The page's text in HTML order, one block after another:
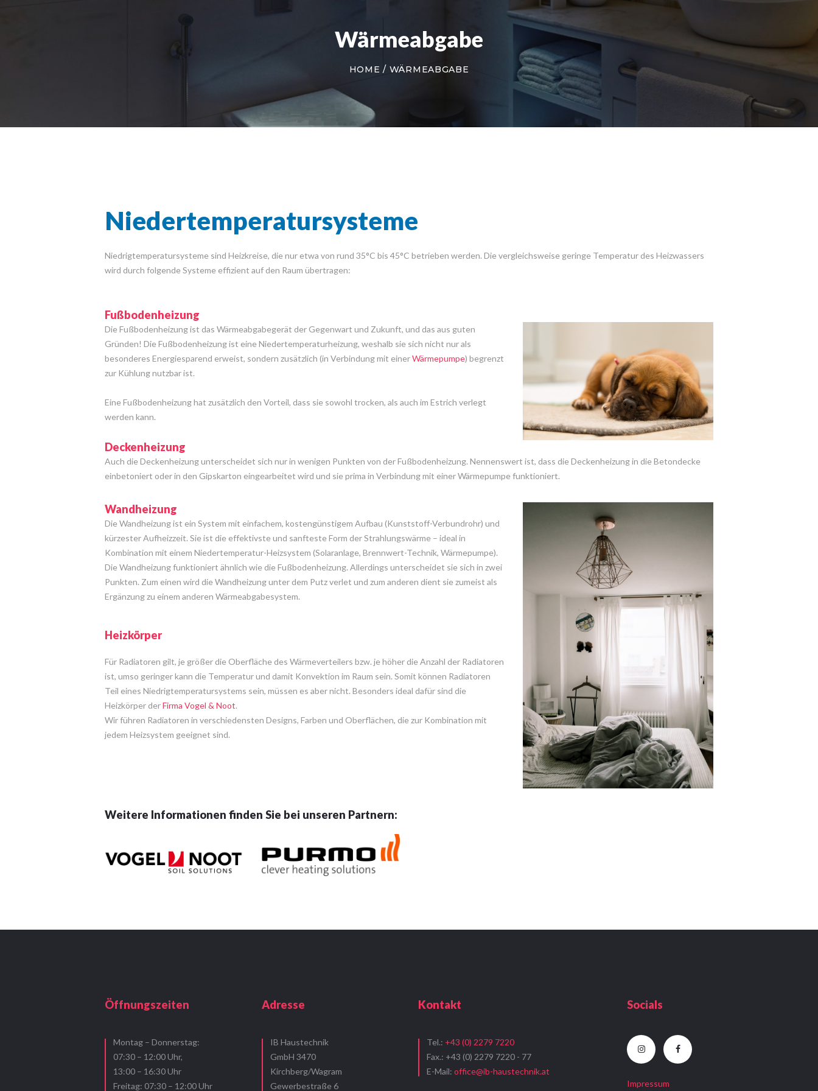
Wärmeabgabe
HOME WÄRMEABGABE
Niedertemperatursysteme
Niedrigtemperatursysteme sind Heizkreise, die nur etwa von rund 35°C bis 45°C betrieben werden. Die vergleichsweise geringe Temperatur des Heizwassers
wird durch folgende Systeme effizient auf den Raum übertragen:
Fußbodenheizung
Die Fußbodenheizung ist das Wärmeabgabegerät der Gegenwart und Zukunft, und das aus guten
Gründen! Die Fußbodenheizung ist eine Niedertemperaturheizung, weshalb sie sich nicht nur als
besonderes Energiesparend erweist, sondern zusätzlich (in Verbindung mit einerWärmepumpe) begrenzt
zur Kühlung nutzbar ist.
Eine Fußbodenheizung hat zusätzlich den Vorteil, dass sie sowohl trocken, als auch im Estrich verlegt
werden kann.
Deckenheizung
Auch die Deckenheizung unterscheidet sich nur in wenigen Punkten von der Fußbodenheizung. Nennenswert ist, dass die Deckenheizung in die Betondecke
einbetoniert oder in den Gipskarton eingearbeitet wird und sie prima in Verbindung mit einer Wärmepumpe funktioniert.
Wandheizung
Die Wandheizung ist ein System mit einfachem, kostengünstigem Aufbau (Kunststoff-Verbundrohr) und
kürzester Aufheizzeit. Sie ist die effektivste und sanfteste Form der Strahlungswärme – ideal in
Kombination mit einem Niedertemperatur-Heizsystem (Solaranlage, Brennwert-Technik, Wärmepumpe).
Die Wandheizung funktioniert ähnlich wie die Fußbodenheizung. Allerdings unterscheidet sie sich in zwei
Punkten. Zum einen wird die Wandheizung unter dem Putz verlet und zum anderen dient sie zumeist als
Ergänzung zu einem anderen Wärmeabgabesystem.
Heizkörper
Für Radiatoren gilt, je größer die Oberfläche des Wärmeverteilers bzw. je höher die Anzahl der Radiatoren
ist, umso geringer kann die Temperatur und damit Konvektion im Raum sein. Somit können Radiatoren
Teil eines Niedrigtemperatursystems sein, müssen es aber nicht. Besonders ideal dafür sind die
Heizkörper derFirma Vogel & Noot.
Wir führen Radiatoren in verschiedensten Designs, Farben und Oberflächen, die zur Kombination mit
jedem Heizsystem geeignet sind.
Weitere Informationen finden Sie bei unseren Partnern:
Öffnungszeiten
Montag – Donnerstag:
07:30 – 12:00 Uhr,
13:00 – 16:30 Uhr
Freitag: 07:30 – 12:00 Uhr
Adresse
IB Haustechnik
GmbH 3470
Kirchberg/Wagram
Gewerbestraße 6
Kontakt
Tel.: +43 (0) 2279 7220
Fax.: +43 (0) 2279 7220 - 77
E-Mail: office@ib-haustechnik.at
Socials
Impressum